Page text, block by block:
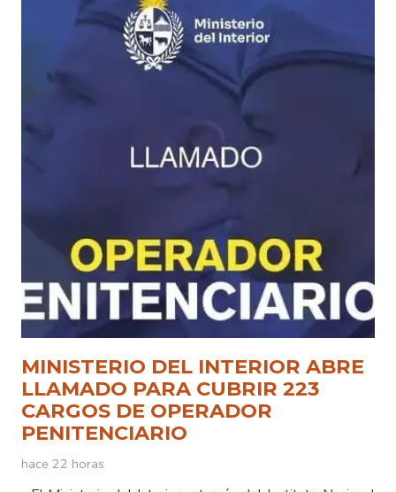
MINISTERIO DEL INTERIOR ABRE
LLAMADO PARA CUBRIR 223
CARGOS DE OPERADOR
PENITENCIARIO
hace 22 horas